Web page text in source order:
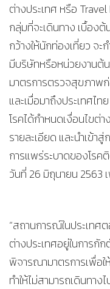
ต่างประเทศ หรือ
กลุ่มที่จะเดินทาง เบื้อง
กว้างให้นักท่องเที่ยว จะ
มีบริษัทหรือหน่วยงานต้
มาตรการตรวจสุขภาพ
และเมื่อมาถึงประเทศไ
โรคได้กำหนดเงื่อนไขต่
รายละเอียด และนำเข้
การแพร่ระบาดของโรค
วันที่ 26 มิถุนายน 2563
“สถานการณ์ในประเทศ
ต่างประเทศอยู่ในการกั
พิจารณามาตรการเพื่อใ
ทำให้ไม่สามารถเดินทาง